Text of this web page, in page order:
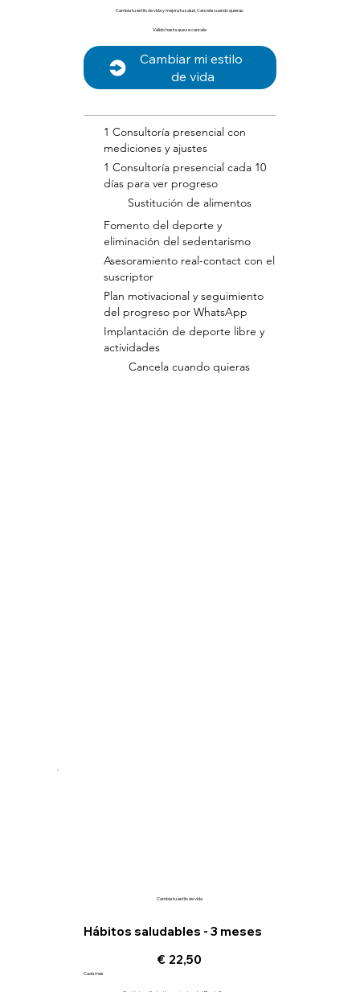
Cambia tu estilo de vida
Hábitos saludables - 3 meses
€ 22,50
Cada mes
Cambia tu estilo de vida y mejora tu salud. Cancela cuando quieras.
Válido hasta que se cancele
Cambiar mi estilo
de vida
1 Consultoría presencial con
mediciones y ajustes
1 Consultoría presencial cada 10
días para ver progreso
Sustitución de alimentos
Fomento del deporte y
eliminación del sedentarismo
Asesoramiento real-contact con el
suscriptor
Plan motivacional y seguimiento
del progreso por WhatsApp
Implantación de deporte libre y
actividades
Cancela cuando quieras